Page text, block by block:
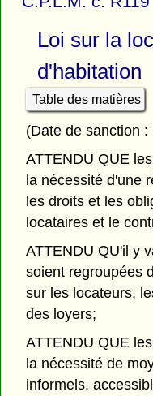
Loi sur la
d'habitation
Table des matières
(Date de sanction
ATTENDU QUE
la nécessité d'une
les droits et les
locataires et le
ATTENDU QU'il y
soient regroupées
sur les locateurs,
des loyers;
ATTENDU QUE
la nécessité de
informels,